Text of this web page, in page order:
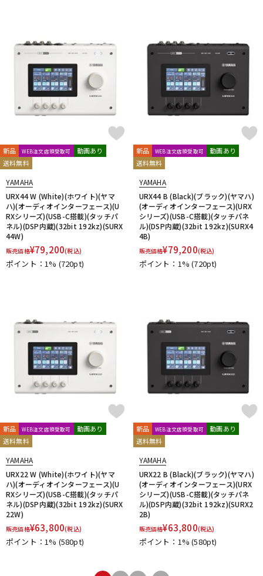
新品 WEB注文店頭受取可
動画あり
送料無料
YAMAHA
URX44 W (White)(ホワイト)(ヤマ
ハ)(オーディオインターフェース)(U
RXシリーズ)(USB-C搭載)(タッチパ
ネル)(DSP内蔵)(32bit 192kz)(SURX
44W)
販売価格¥79,200(税込)
ポイント：1% (720pt)
新品 WEB注文店頭受取可
動画あり
送料無料
YAMAHA
URX44 B (Black)(ブラック)(ヤマハ)
(オーディオインターフェース)(URX
シリーズ)(USB-C搭載)(タッチパネ
ル)(DSP内蔵)(32bit 192kz)(SURX4
4B)
販売価格¥79,200(税込)
ポイント：1%(720pt)
新品 WEB注文店頭受取可
動画あり
送料無料
YAMAHA
URX22 W (White)(ホワイト)(ヤマ
ハ)(オーディオインターフェース)(U
RXシリーズ)(USB-C搭載)(タッチパ
ネル)(DSP内蔵)(32bit 192kz)(SURX
22W)
販売価格¥63,800(税込)
ポイント：1% (580pt)
新品 WEB注文店頭受取可
動画あり
送料無料
YAMAHA
URX22 B (Black)(ブラック)(ヤマハ)
(オーディオインターフェース)(URX
シリーズ)(USB-C搭載)(タッチパネ
ル)(DSP内蔵)(32bit 192kz)(SURX2
2B)
販売価格¥63,800(税込)
ポイント：1%(580pt)